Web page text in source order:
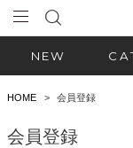
NEW
HOME 会員登録
会員登録